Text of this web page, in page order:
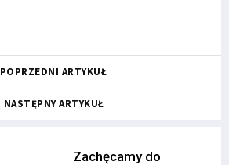
POPRZEDNI ARTYKUŁ
NASTĘPNY ARTYKUŁ
Zachęcamy do